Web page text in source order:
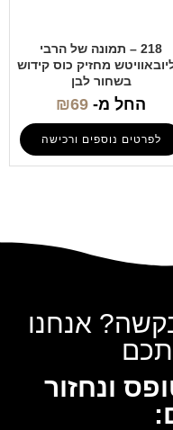
218 – תמונה של הרבי
מחזיק כוס קידוש
בשחור לבן
החל מ- ₪69
לפרטים נוספים ורכישה
אנחנו
ונחזור